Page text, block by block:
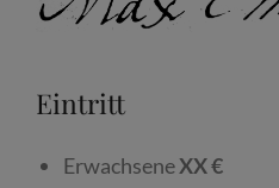
Eintritt
ErwachseneXX €